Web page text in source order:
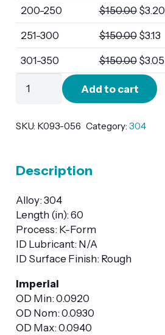
200-250 $150.00 $3.20
251-300 $150.00 $3.13
301-350 $150.00 $3.05
056
Add to cart
SKU: K093-056 Category: 304
Description
Alloy: 304
Length (in): 60
Process: K-Form
ID Lubricant: N/A
ID Surface Finish: Rough
Imperial
OD Min: 0.0920
OD Nom: 0.0930
OD Max: 0.0940